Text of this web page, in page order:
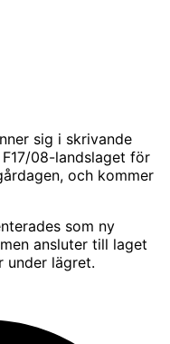
sig i skrivande
08-landslaget för
och kommer
som ny
ansluter till laget
under lägret.